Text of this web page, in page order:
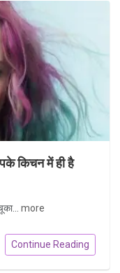
किचन में ही है
more
Continue Reading